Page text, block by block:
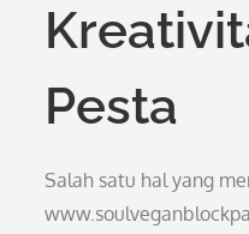
Pesta
Salah satu hal yang